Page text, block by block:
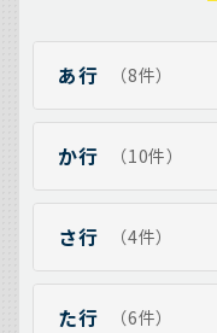
あ行 （8件）
か行 （10件）
さ行 （4件）
た行 （6件）